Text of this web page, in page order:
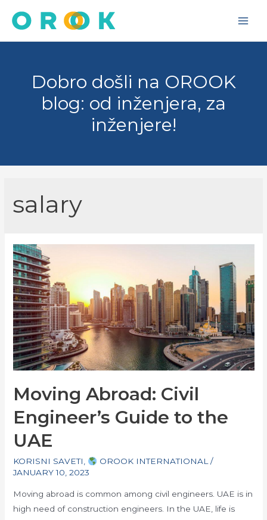
Dobro došli na OROOK
blog: od inženjera, za
inženjere!
salary
Moving Abroad: Civil
Engineer’s Guide to the
UAE
KORISNI SAVETI, OROOK INTERNATIONAL/
JANUARY 10, 2023
Moving abroad is common among civil engineers. UAE is in
high need of construction engineers. In the UAE, life is